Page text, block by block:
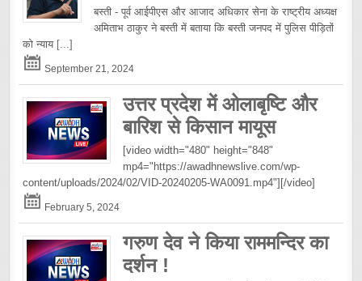
बस्ती - पूर्व आईपीएस और आजाद अधिकार सेना के राष्ट्रीय अध्यक्ष
अमिताभ ठाकुर ने बस्ती में बताया कि बस्ती जनपद में पुलिस पीड़ितों
को न्याय [...]
September 21, 2024
उत्तर प्रदेश में ओलाबृष्टि और
बारिश से किसान मायूस
[video width="480" height="848"
mp4="https://awadhnewslive.com/wp-
content/uploads/2024/02/VID-20240205-WA0091.mp4"][/video]
February 5, 2024
गरुण देव ने किया राममन्दिर का
दर्शन !